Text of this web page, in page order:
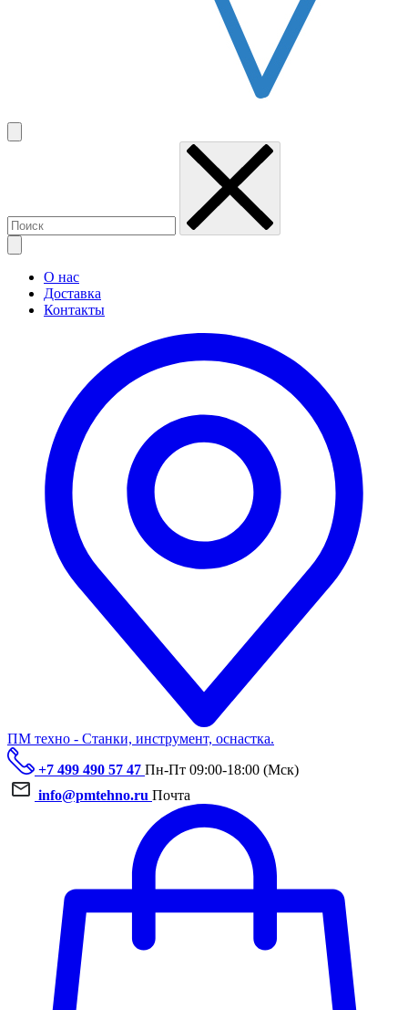
О нас
Доставка
Контакты
ПМ техно - Станки, инструмент, оснастка.
+7 499 490 57 47 Пн-Пт 09:00-18:00 (Мск)
info@pmtehno.ru Почта